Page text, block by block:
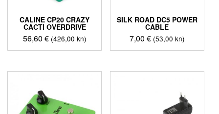
CALINE CP20 CRAZY
CACTI OVERDRIVE
56,60 € (426,00 kn)
SILK ROAD DC5 POWER
CABLE
7,00 € (53,00 kn)